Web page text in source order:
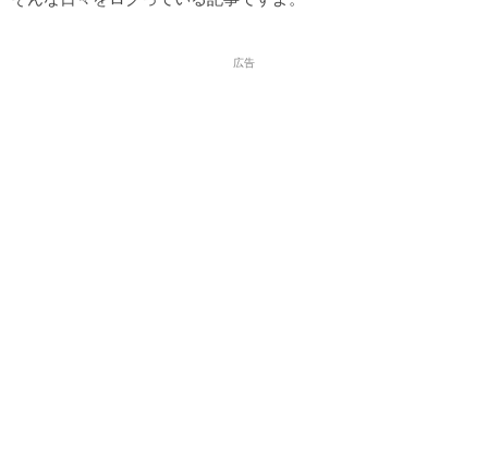
広告